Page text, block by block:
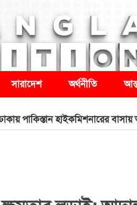
সারাদেশ অর্থনীতি
হাইকমিশনারের বাসায় আগুন,